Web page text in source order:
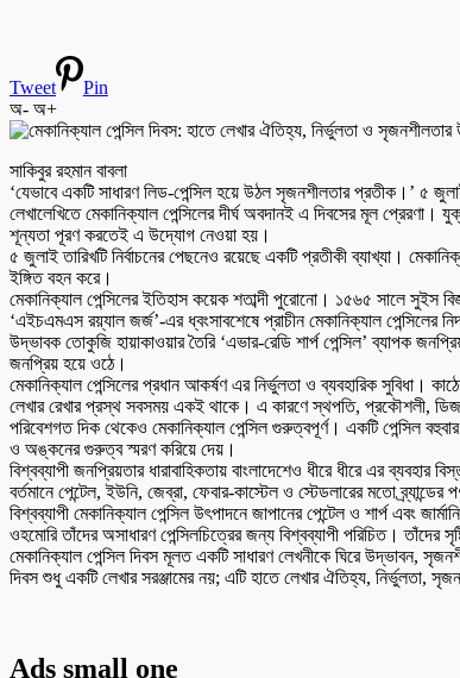
Tweet
Pin
অ- অ+
সাকিবুর রহমান বাবলা
‘যেভাবে একটি সাধারণ লিড-পেন্সিল হয়ে উঠল সৃজনশীলতার প্রতীক।’ ৫
লেখালেখিতে মেকানিক্যাল পেন্সিলের দীর্ঘ অবদানই এ দিবসের মূল
শূন্যতা পূরণ করতেই এ উদ্যোগ নেওয়া হয়।
৫ জুলাই তারিখটি নির্বাচনের পেছনেও রয়েছে একটি প্রতীকী ব্যাখ্যা।
ইঙ্গিত বহন করে।
মেকানিক্যাল পেন্সিলের ইতিহাস কয়েক শতাব্দী পুরোনো। ১৫৬৫ সালে সুইস
‘এইচএমএস রয়্যাল জর্জ’-এর ধ্বংসাবশেষে প্রাচীন মেকানিক্যাল
উদ্ভাবক তোকুজি হায়াকাওয়ার তৈরি ‘এভার-রেডি শার্প পেন্সিল’ ব্যাপক
জনপ্রিয় হয়ে ওঠে।
মেকানিক্যাল পেন্সিলের প্রধান আকর্ষণ এর নির্ভুলতা ও ব্যবহারিক সুবিধা।
লেখার রেখার প্রস্থ সবসময় একই থাকে। এ কারণে স্থপতি, প্রকৌশলী,
পরিবেশগত দিক থেকেও মেকানিক্যাল পেন্সিল গুরুত্বপূর্ণ। একটি পেন্সিল
ও অঙ্কনের গুরুত্ব স্মরণ করিয়ে দেয়।
বিশ্বব্যাপী জনপ্রিয়তার ধারাবাহিকতায় বাংলাদেশেও ধীরে ধীরে এর
বর্তমানে পেন্টেল, ইউনি, জেব্রা, ফেবার-কাস্টেল ও স্টেডলারের মতো
বিশ্বব্যাপী মেকানিক্যাল পেন্সিল উৎপাদনে জাপানের পেন্টেল ও শার্প এবং
ওহমোরি তাঁদের অসাধারণ পেন্সিলচিত্রের জন্য বিশ্বব্যাপী পরিচিত। তাঁদের
মেকানিক্যাল পেন্সিল দিবস মূলত একটি সাধারণ লেখনীকে ঘিরে উদ্ভাবন,
দিবস শুধু একটি লেখার সরঞ্জামের নয়; এটি হাতে লেখার ঐতিহ্য, নির্ভুলতা,
Ads small one